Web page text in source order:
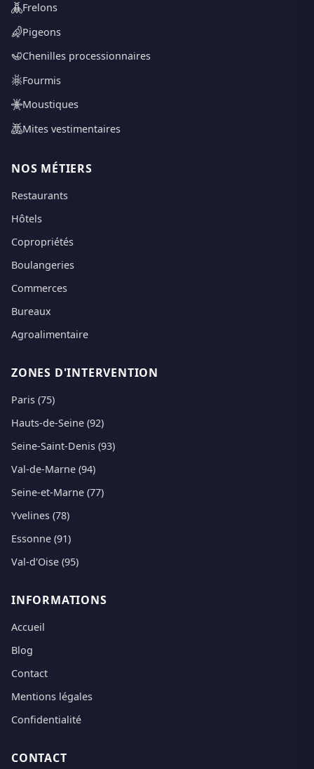
Frelons
Pigeons
Chenilles processionnaires
Fourmis
Moustiques
Mites vestimentaires
NOS MÉTIERS
Restaurants
Hôtels
Copropriétés
Boulangeries
Commerces
Bureaux
Agroalimentaire
ZONES D'INTERVENTION
Paris (75)
Hauts-de-Seine (92)
Seine-Saint-Denis (93)
Val-de-Marne (94)
Seine-et-Marne (77)
Yvelines (78)
Essonne (91)
Val-d'Oise (95)
INFORMATIONS
Accueil
Blog
Contact
Mentions légales
Confidentialité
CONTACT